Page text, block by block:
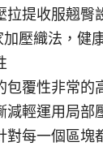
拉提收服翹臀
壓織法，健
包覆性非常的
減輕運用局部
對每一個區塊